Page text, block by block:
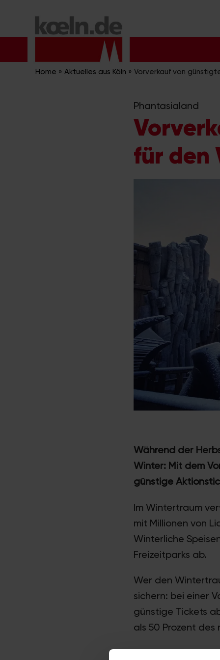
Inhalt
Home » Aktuelles aus Köln » Vorverkauf von
Phantasialand
für den
Während der
Winter: Mit dem
günstige
Im Wintertraum
mit Millionen von
Winterliche
Freizeitparks ab.
Wer den
sichern: bei einer
günstige Tickets
als 50 Prozent
Die Kontingente